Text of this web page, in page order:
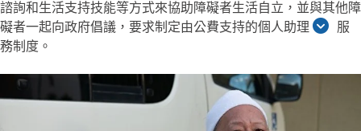
諮詢和生活支持技能等方式來協助障礙者生活自立，並與其他障
礙者一起向政府倡議，要求制定由公費支持的個人助理
服
務制度。